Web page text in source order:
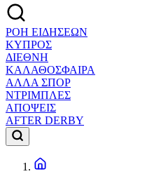
ΡΟΗ ΕΙΔΗΣΕΩΝ
ΚΥΠΡΟΣ
ΔΙΕΘΝΗ
ΚΑΛΑΘΟΣΦΑΙΡΑ
ΑΛΛΑ ΣΠΟΡ
ΝΤΡΙΜΠΛΕΣ
ΑΠΟΨΕΙΣ
AFTER DERBY